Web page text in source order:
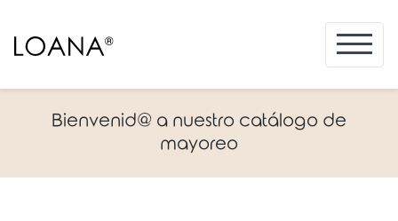
Bienvenid@ a nuestro catálogo de
mayoreo